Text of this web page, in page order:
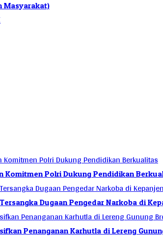
Masyarakat)
Komitmen Polri Dukung Pendidikan
Dugaan Pengedar Narkoba di
Penanganan Karhutla di Lereng